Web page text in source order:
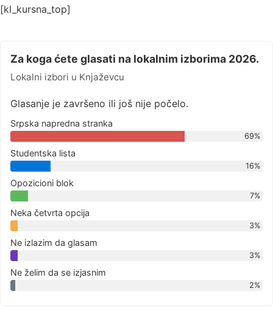
[kl_kursna_top]
Za koga ćete glasati na lokalnim izborima 2026.
Lokalni izbori u Knjaževcu
Glasanje je završeno ili još nije počelo.
Srpska napredna stranka
69%
Studentska lista
16%
Opozicioni blok
7%
Neka četvrta opcija
3%
Ne izlazim da glasam
3%
Ne želim da se izjasnim
2%